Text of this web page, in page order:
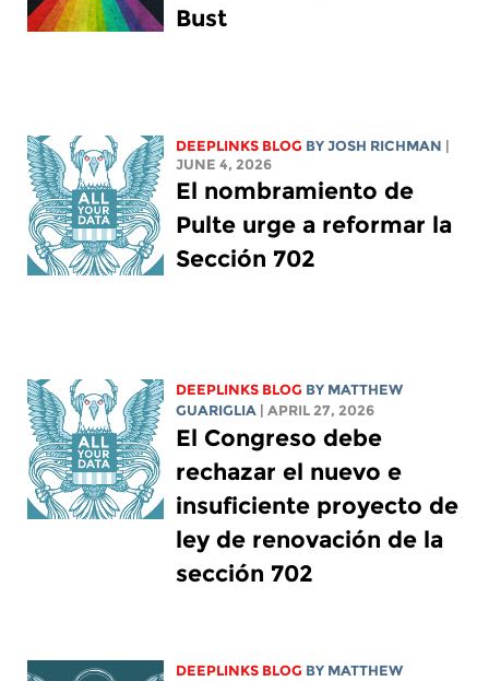
Bust
DEEPLINKS BLOG BYJOSH RICHMAN
JUNE 4, 2026
El nombramiento de
Pulte urge a reformar la
Sección 702
DEEPLINKS BLOG BY MATTHEW
GUARIGLIA
| APRIL 27, 2026
El Congreso debe
rechazar el nuevo e
insuficiente proyecto de
ley de renovación de la
sección 702
DEEPLINKS BLOG BY MATTHEW